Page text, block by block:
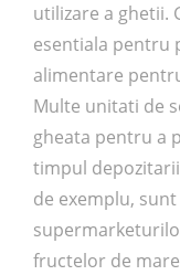
utilizare a ghetii.
esentiala pentru
alimentare
Multe unitati de
gheata pentru a
timpul
de exemplu,
fructelor de